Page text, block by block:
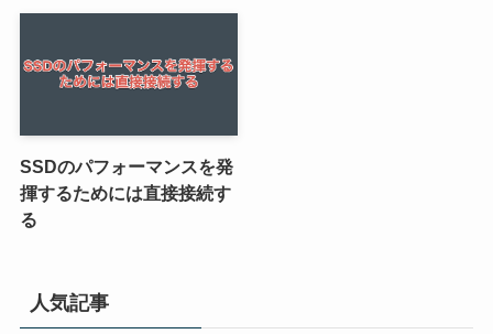
SSDのパフォーマンスを発
揮するためには直接接続す
る
人気記事